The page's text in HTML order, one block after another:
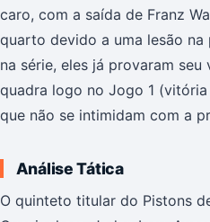
caro, com a saída de Franz
quarto devido a uma lesão
na série, eles já provaram
quadra logo no Jogo 1 (vitória
que não se intimidam com a
Análise Tática
O quinteto titular do Pistons